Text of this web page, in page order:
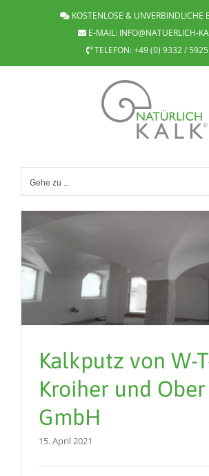
KOSTENLOSE & UNVERBINDLICHE
E-MAIL: INFO@NATUERLICH-
TELEFON:+49 (0) 9332 /
Gehe zu ...
Kalkputz von W-
Kroiher und Ober
GmbH
15. April 2021